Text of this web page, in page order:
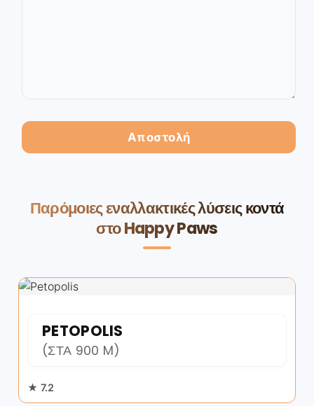
Παρόμοιες εναλλακτικές λύσεις κοντά
στο Happy Paws
PETOPOLIS
(ΣΤΑ 900 M)
★ 7.2